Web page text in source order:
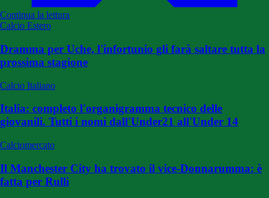
Continua la lettura
Calcio Estero
Dramma per Uche, l'infortunio gli farà saltare tutta la
prossima stagione
Calcio Italiano
Italia: completo l'organigramma tecnico delle
giovanili. Tutti i nomi dall'Under21 all'Under 14
Calciomercato
Il Manchester City ha trovato il vice-Donnarumma: è
fatta per Rulli